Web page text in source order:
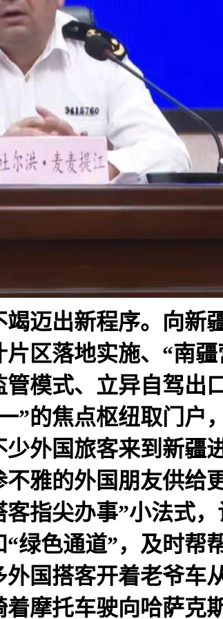
迈出新程序。向新
区落地实施、“南
模式、立异自驾出
”的焦点枢纽取门户
外国旅客来到新疆
雅的外国朋友供给
指尖办事”小法式
绿色通道”，及时帮
国搭客开着老爷车
摩托车驶向哈萨克